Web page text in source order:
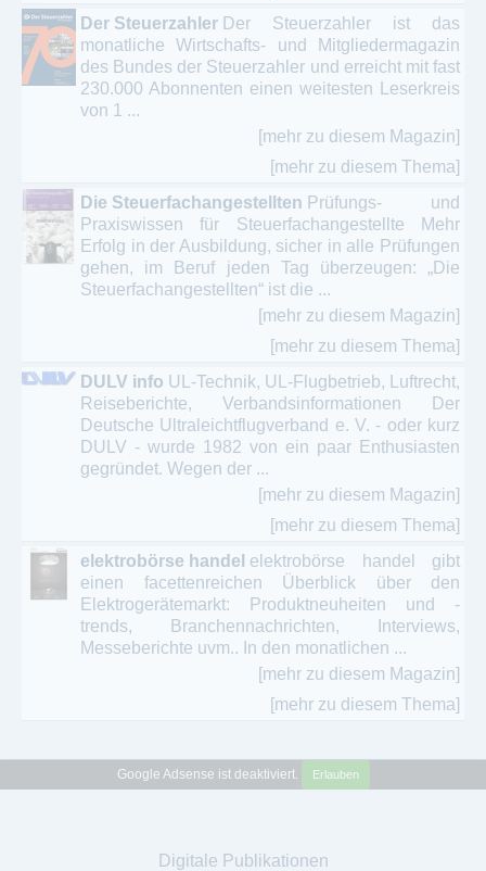
Der Steuerzahler Der Steuerzahler ist das
monatliche Wirtschafts- und Mitgliedermagazin
des Bundes der Steuerzahler und erreicht mit fast
230.000 Abonnenten einen weitesten Leserkreis
von 1 ...
[mehr zu diesem Magazin]
[mehr zu diesem Thema]
Die Steuerfachangestellten Prüfungs- und
Praxiswissen für Steuerfachangestellte Mehr
Erfolg in der Ausbildung, sicher in alle Prüfungen
gehen, im Beruf jeden Tag überzeugen: „Die
Steuerfachangestellten“ ist die ...
[mehr zu diesem Magazin]
[mehr zu diesem Thema]
DULV info UL-Technik, UL-Flugbetrieb, Luftrecht,
Reiseberichte, Verbandsinformationen Der
Deutsche Ultraleichtflugverband e. V. - oder kurz
DULV - wurde 1982 von ein paar Enthusiasten
gegründet. Wegen der ...
[mehr zu diesem Magazin]
[mehr zu diesem Thema]
elektrobörse handel elektrobörse handel gibt
einen facettenreichen Überblick über den
Elektrogerätemarkt: Produktneuheiten und -
trends, Branchennachrichten, Interviews,
Messeberichte uvm.. In den monatlichen ...
[mehr zu diesem Magazin]
[mehr zu diesem Thema]
Google Adsense ist deaktiviert. Erlauben
Digitale Publikationen